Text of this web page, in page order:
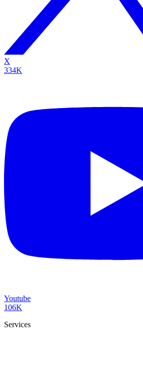
X
334K
Youtube
106K
Services